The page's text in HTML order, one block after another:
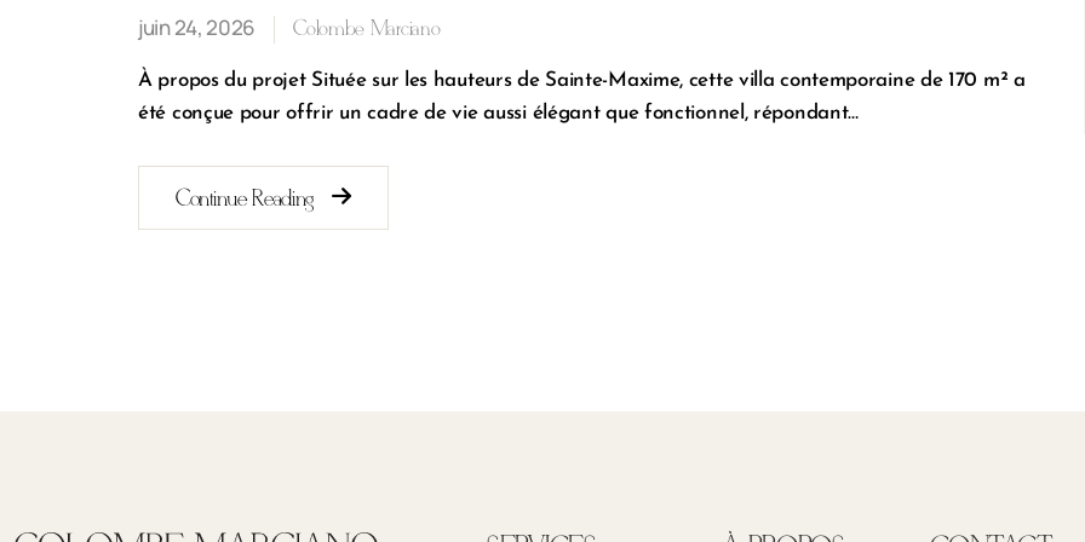
juin 24, 2026 Colombe Marciano
À propos du projet Située sur les hauteurs de Sainte-Maxime, cette villa contemporaine de 170 m² a
été conçue pour offrir un cadre de vie aussi élégant que fonctionnel, répondant…
Continue Reading